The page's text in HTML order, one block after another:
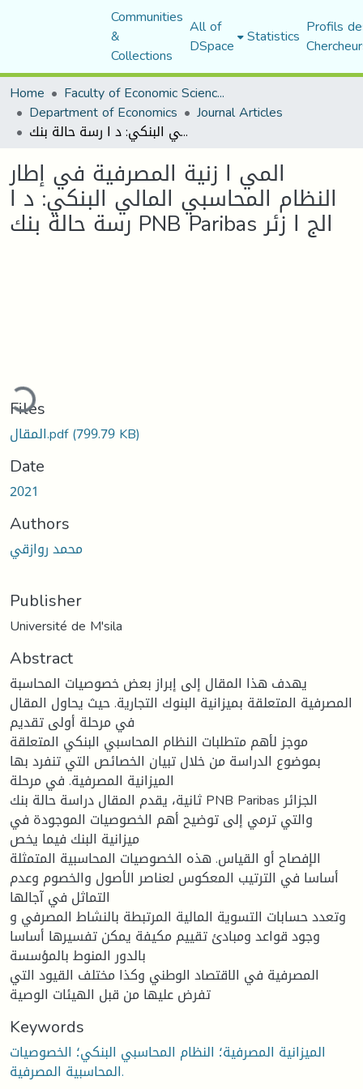
Communities
&
Collections
All of
DSpace Statistics Profils
Home
Faculty of Economic Sciences, Commerce and Management Sciences
Department of Economics Journal Articles
المي ا زنية المصرفية في إطار النظام المحاسبي المالي البنكي: د ا رسة حالة بنك PNB Paribas الج ا زئر
المي ا زنية المصرفية في إطار
النظام المحاسبي المالي البنكي: د ا
رسة حالة بنك PNB Paribas الج ا زئر
Files
المقال.pdf(799.79 KB)
Date
2021
Authors
محمد روازقي
Publisher
Université de M'sila
Abstract
يهدف هذا المقال إلى إبراز بعض خصوصيات المحاسبة
المصرفية المتعلقة بميزانية البنوك التجارية. حيث يحاول المقال
في مرحلة أولى تقديم
موجز لأهم متطلبات النظام المحاسبي البنكي المتعلقة
بموضوع الدراسة من خلال تبيان الخصائص التي تنفرد بها
الميزانية المصرفية. في مرحلة
ثانية، يقدم المقال دراسة حالة بنك PNB Paribas الجزائر
والتي ترمي إلى توضيح أهم الخصوصيات الموجودة في
ميزانية البنك فيما يخص
الإفصاح أو القياس. هذه الخصوصيات المحاسبية المتمثلة
أساسا في الترتيب المعكوس لعناصر الأصول والخصوم وعدم
التماثل في آجالها
وتعدد حسابات التسوية المالية المرتبطة بالنشاط المصرفي و
وجود قواعد ومبادئ تقييم مكيفة يمكن تفسيرها أساسا
بالدور المنوط بالمؤسسة
المصرفية في الاقتصاد الوطني وكذا مختلف القيود التي
تفرض عليها من قبل الهيئات الوصية
Keywords
الميزانية المصرفية؛ النظام المحاسبي البنكي؛ الخصوصيات
المحاسبية المصرفية.